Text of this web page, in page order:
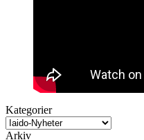
Kategorier
Arkiv